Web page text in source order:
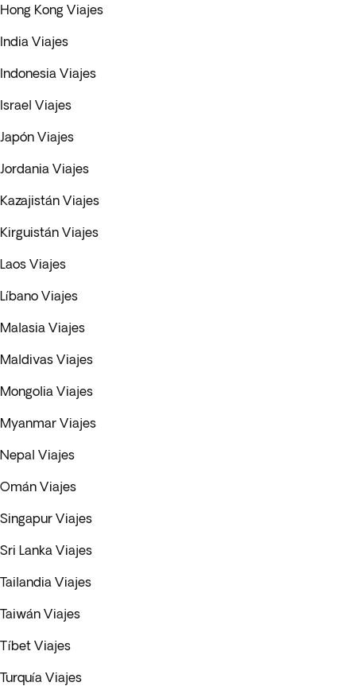
Hong Kong Viajes
India Viajes
Indonesia Viajes
Israel Viajes
Japón Viajes
Jordania Viajes
Kazajistán Viajes
Kirguistán Viajes
Laos Viajes
Líbano Viajes
Malasia Viajes
Maldivas Viajes
Mongolia Viajes
Myanmar Viajes
Nepal Viajes
Omán Viajes
Singapur Viajes
Sri Lanka Viajes
Tailandia Viajes
Taiwán Viajes
Tíbet Viajes
Turquía Viajes